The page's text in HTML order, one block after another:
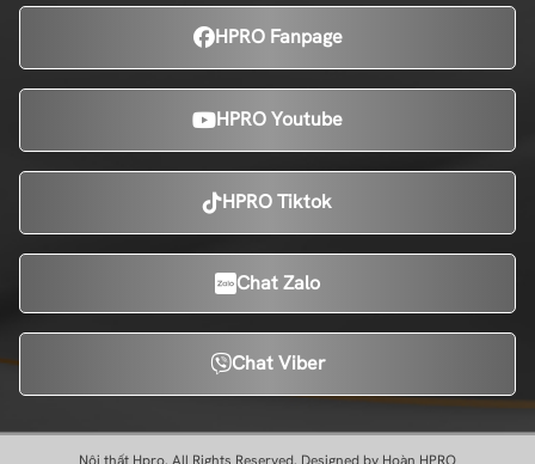
HPRO Fanpage
HPRO Youtube
HPRO Tiktok
Chat Zalo
Chat Viber